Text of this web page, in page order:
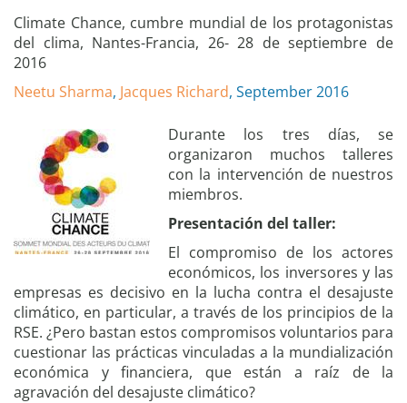
Climate Chance, cumbre mundial de los protagonistas
del clima, Nantes-Francia, 26- 28 de septiembre de
2016
Neetu Sharma, Jacques Richard, September 2016
Durante los tres días, se
organizaron muchos talleres
con la intervención de nuestros
miembros.
Presentación del taller:
El compromiso de los actores
económicos, los inversores y las
empresas es decisivo en la lucha contra el desajuste
climático, en particular, a través de los principios de la
RSE. ¿Pero bastan estos compromisos voluntarios para
cuestionar las prácticas vinculadas a la mundialización
económica y financiera, que están a raíz de la
agravación del desajuste climático?